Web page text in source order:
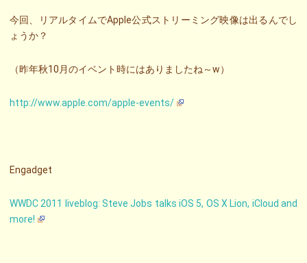
今回、リアルタイムでApple公式ストリーミング映像は出るんでし
ょうか？
（昨年秋10月のイベント時にはありましたね～w）
http://www.apple.com/apple-events/
Engadget
WWDC 2011 liveblog: Steve Jobs talks iOS 5, OS X Lion, iCloud and
more!